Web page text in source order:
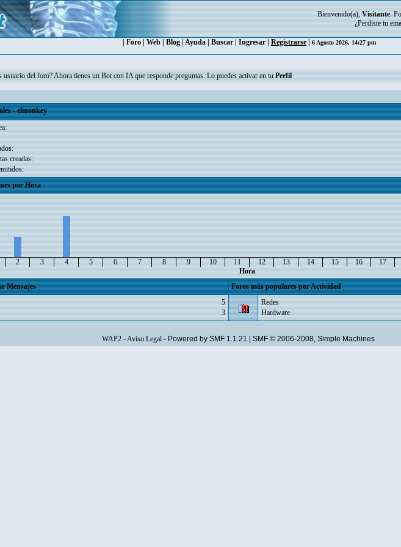
Bienvenido(a), Visitante.
¿Perdiste tu
Foro Web Blog Ayuda Buscar Ingresar Registrarse 6 Agosto 2026, 14:27 pm
usuario del foro? Ahora tienes un Bot con IA que responde preguntas. Lo puedes activar en tu Perfil
- elmonkey
creadas:
por Hora
2 3 4 5 6 7 8 9 10 11 12 13 14 15 16 17
Hora
Mensajes
Foros más populares por Actividad
5
3
Redes
Hardware
WAP2-Aviso Legal- Powered by SMF 1.1.21 SMF © 2006-2008, Simple Machines